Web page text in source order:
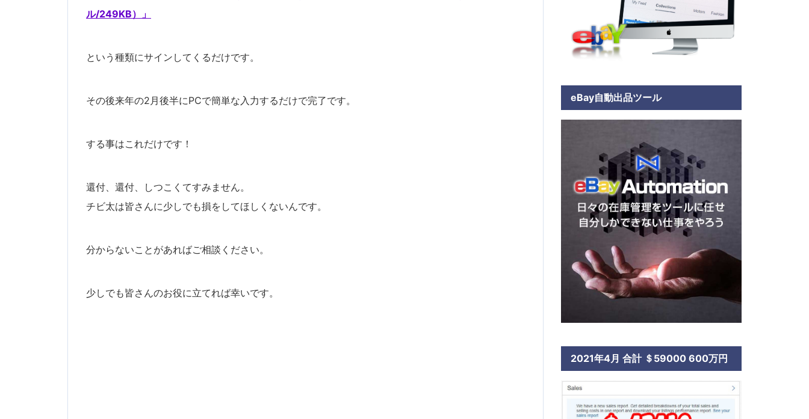
ル/249KB）」
という種類にサインしてくるだけです。
その後来年の2月後半にPCで簡単な入力するだけで完了です。
する事はこれだけです！
還付、還付、しつこくてすみません。
チビ太は皆さんに少しでも損をしてほしくないんです。
分からないことがあればご相談ください。
少しでも皆さんのお役に立てれば幸いです。
eBay自動出品ツール
2021年4月 合計 ＄59000 600万円